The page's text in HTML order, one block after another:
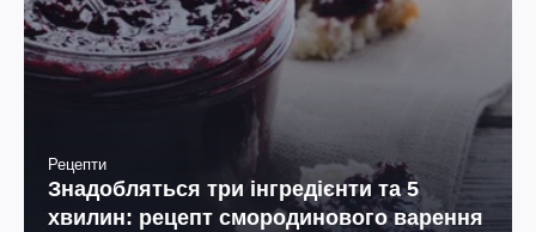
Рецепти
Знадобляться три інгредієнти та 5
хвилин: рецепт смородинового варення